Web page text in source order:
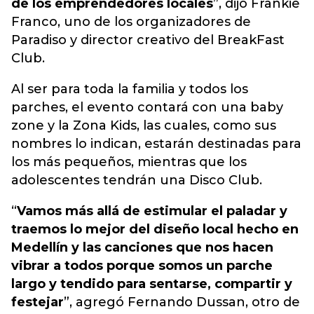
de los emprendedores locales”, dijo Frankie
Franco, uno de los organizadores de
Paradiso y director creativo del BreakFast
Club.
Al ser para toda la familia y todos los
parches, el evento contará con una baby
zone y la Zona Kids, las cuales, como sus
nombres lo indican, estarán destinadas para
los más pequeños, mientras que los
adolescentes tendrán una Disco Club.
“Vamos más allá de estimular el paladar y
traemos lo mejor del diseño local hecho en
Medellín y las canciones que nos hacen
vibrar a todos porque somos un parche
largo y tendido para sentarse, compartir y
festejar”, agregó Fernando Dussan, otro de